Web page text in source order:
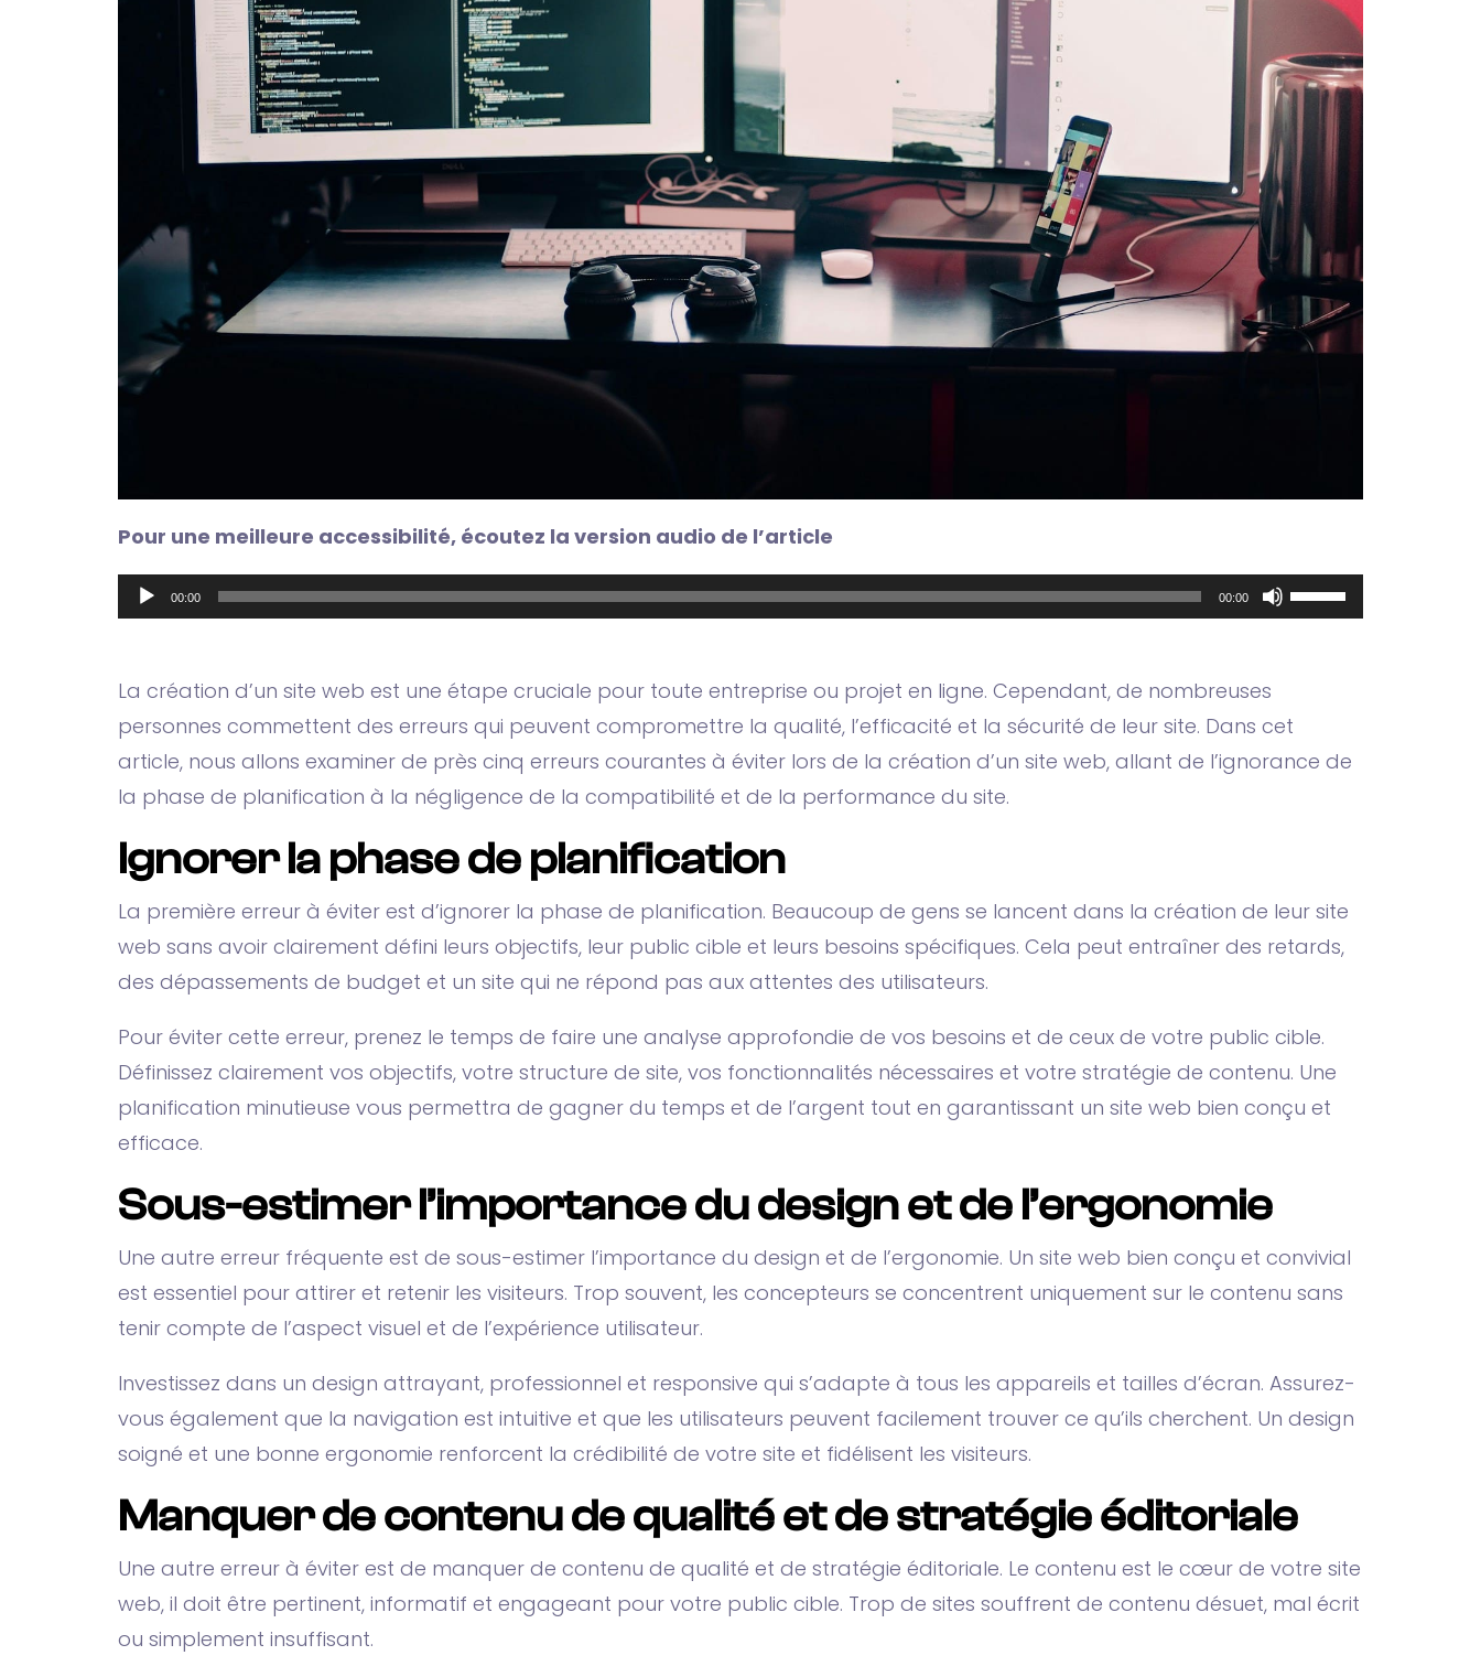
Pour une meilleure accessibilité, écoutez la version audio de l’article
Lecteur
audio
00:00 00:00
Utilisez
les
pour
augmenter
volume.
La création d’un site web est une étape cruciale pour toute entreprise ou projet en ligne. Cependant, de nombreuses
personnes commettent des erreurs qui peuvent compromettre la qualité, l’efficacité et la sécurité de leur site. Dans cet
article, nous allons examiner de près cinq erreurs courantes à éviter lors de la création d’un site web, allant de l’ignorance de
la phase de planification à la négligence de la compatibilité et de la performance du site.
Ignorer la phase de planification
La première erreur à éviter est d’ignorer la phase de planification. Beaucoup de gens se lancent dans la création de leur site
web sans avoir clairement défini leurs objectifs, leur public cible et leurs besoins spécifiques. Cela peut entraîner des retards,
des dépassements de budget et un site qui ne répond pas aux attentes des utilisateurs.
Pour éviter cette erreur, prenez le temps de faire une analyse approfondie de vos besoins et de ceux de votre public cible.
Définissez clairement vos objectifs, votre structure de site, vos fonctionnalités nécessaires et votre stratégie de contenu. Une
planification minutieuse vous permettra de gagner du temps et de l’argent tout en garantissant un site web bien conçu et
efficace.
Sous-estimer l’importance du design et de l’ergonomie
Une autre erreur fréquente est de sous-estimer l’importance du design et de l’ergonomie. Un site web bien conçu et convivial
est essentiel pour attirer et retenir les visiteurs. Trop souvent, les concepteurs se concentrent uniquement sur le contenu sans
tenir compte de l’aspect visuel et de l’expérience utilisateur.
Investissez dans un design attrayant, professionnel et responsive qui s’adapte à tous les appareils et tailles d’écran. Assurez-
vous également que la navigation est intuitive et que les utilisateurs peuvent facilement trouver ce qu’ils cherchent. Un design
soigné et une bonne ergonomie renforcent la crédibilité de votre site et fidélisent les visiteurs.
Manquer de contenu de qualité et de stratégie éditoriale
Une autre erreur à éviter est de manquer de contenu de qualité et de stratégie éditoriale. Le contenu est le cœur de votre site
web, il doit être pertinent, informatif et engageant pour votre public cible. Trop de sites souffrent de contenu désuet, mal écrit
ou simplement insuffisant.